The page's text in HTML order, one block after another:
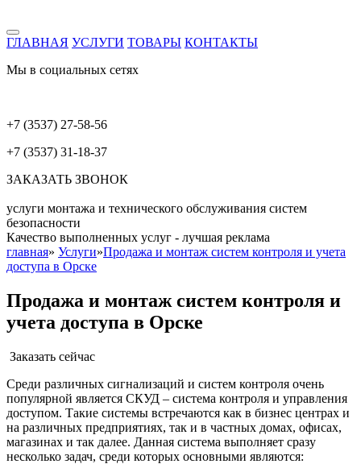
ГЛАВНАЯ УСЛУГИ ТОВАРЫ КОНТАКТЫ
Мы в социальных сетях
+7 (3537) 27-58-56
+7 (3537) 31-18-37
ЗАКАЗАТЬ ЗВОНОК
услуги монтажа и технического обслуживания систем
безопасности
Качество выполненных услуг - лучшая реклама
главная» Услуги»Продажа и монтаж систем контроля и учета
доступа в Орске
Продажа и монтаж систем контроля и
учета доступа в Орске
Заказать сейчас
Среди различных сигнализаций и систем контроля очень
популярной является СКУД – система контроля и управления
доступом. Такие системы встречаются как в бизнес центрах и
на различных предприятиях, так и в частных домах, офисах,
магазинах и так далее. Данная система выполняет сразу
несколько задач, среди которых основными являются: